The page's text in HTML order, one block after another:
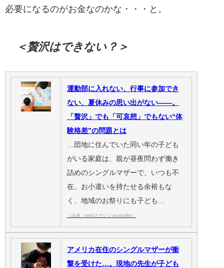
必要になるのがお金なのかな・・・と。
＜贅沢はできない？＞
運動部に入れない、行事に参加でき
ない、夏休みの思い出がない――。
「贅沢」でも「可哀想」でもない“体
験格差”の問題とは
…団地に住んでいた同い年の子ども
がいる家庭は、親が昼夜問わず働き
詰めのシングルマザーで、いつも不
在。お小遣いを持たせる余裕もな
く、地域のお祭りにも子ども…
（出典：webマガジン mi-mollet）
アメリカ在住のシングルマザーが衝
撃を受けた…。現地の先生が子ども